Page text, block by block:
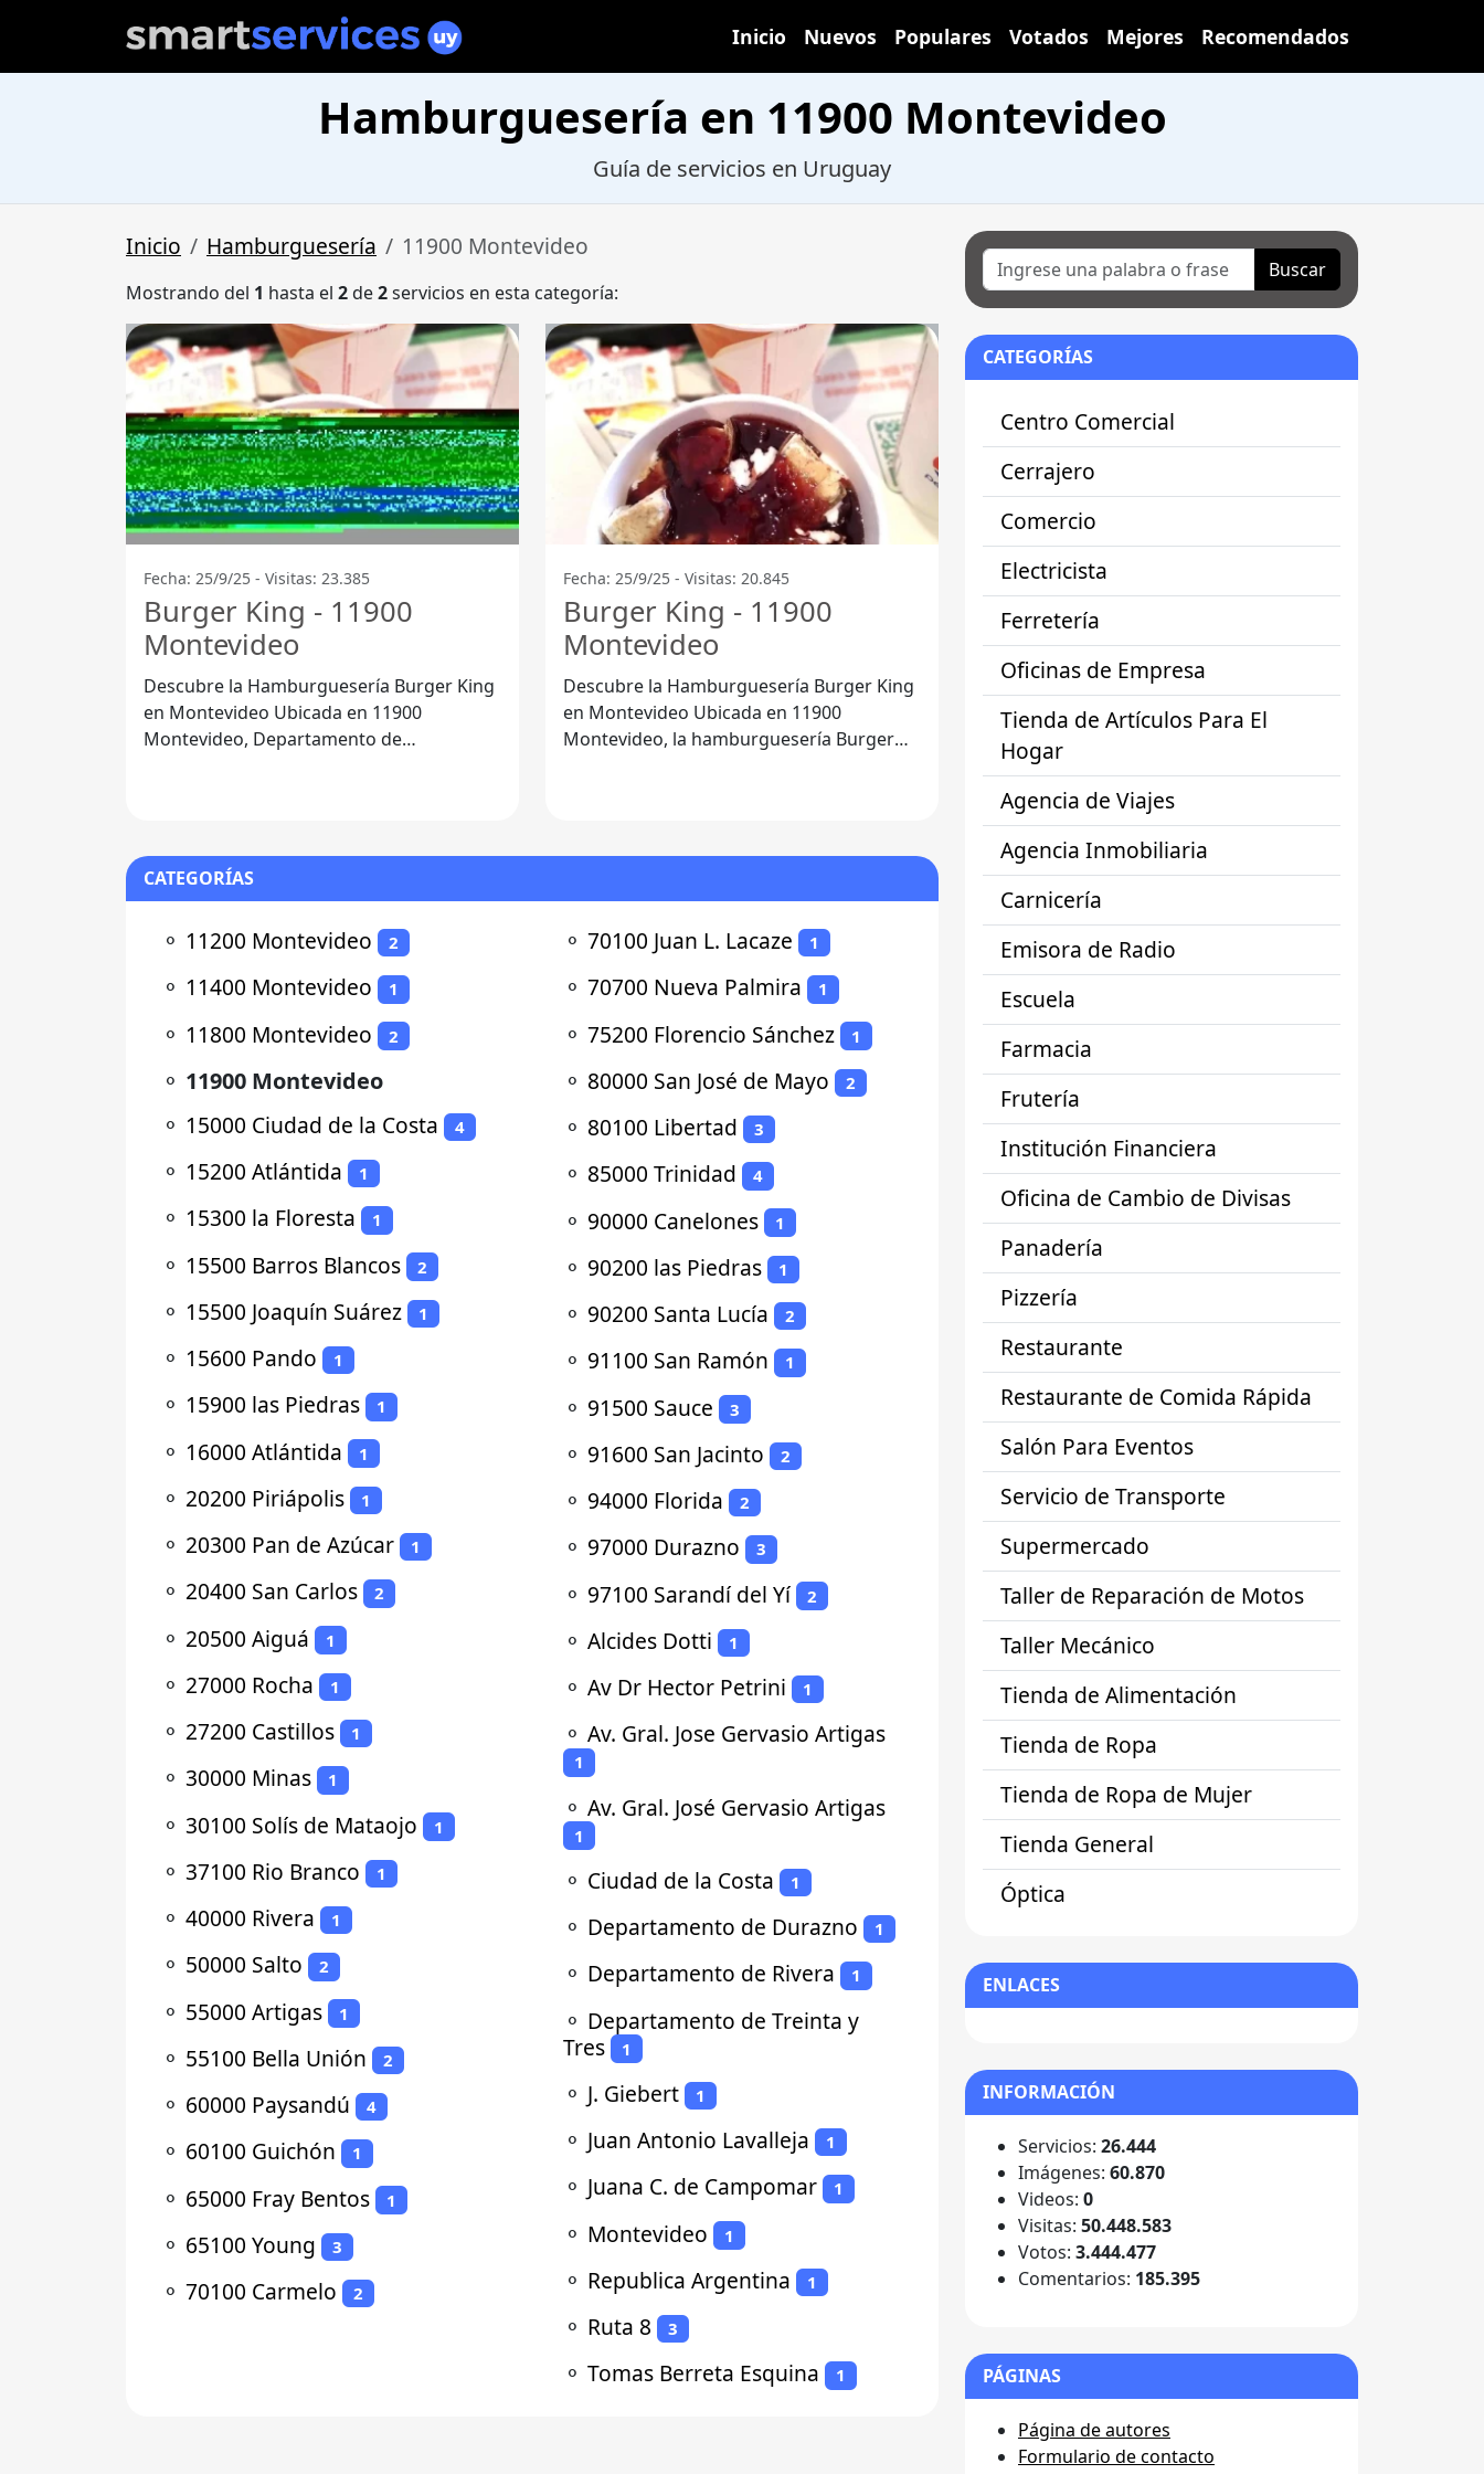
Inicio Nuevos Populares Votados Mejores Recomendados
Hamburguesería en 11900 Montevideo
Guía de servicios en Uruguay
Inicio Hamburguesería 11900 Montevideo
Mostrando del 1 hasta el 2de2servicios en esta categoría:
Fecha: 25/9/25 - Visitas: 23.385
Burger King - 11900
Montevideo
Descubre la Hamburguesería Burger King
en Montevideo Ubicada en 11900
Montevideo, Departamento de
Fecha: 25/9/25 - Visitas: 20.845
Burger King - 11900
Montevideo
Descubre la Hamburguesería Burger King
en Montevideo Ubicada en 11900
Montevideo, la hamburguesería Burger
CATEGORÍAS
⚬ 11200 Montevideo 2
⚬ 11400 Montevideo 1
⚬ 11800 Montevideo 2
⚬ 11900 Montevideo
⚬ 15000 Ciudad de la Costa 4
⚬ 15200 Atlántida 1
⚬ 15300 la Floresta 1
⚬ 15500 Barros Blancos 2
⚬ 15500 Joaquín Suárez 1
⚬ 15600 Pando 1
⚬ 15900 las Piedras 1
⚬ 16000 Atlántida 1
⚬ 20200 Piriápolis 1
⚬ 20300 Pan de Azúcar 1
⚬ 20400 San Carlos 2
⚬ 20500 Aiguá 1
⚬ 27000 Rocha 1
⚬ 27200 Castillos 1
⚬ 30000 Minas 1
⚬ 30100 Solís de Mataojo 1
⚬ 37100 Rio Branco 1
⚬ 40000 Rivera 1
⚬ 50000 Salto 2
⚬ 55000 Artigas 1
⚬ 55100 Bella Unión 2
⚬ 60000 Paysandú 4
⚬ 60100 Guichón 1
⚬ 65000 Fray Bentos 1
⚬ 65100 Young 3
⚬ 70100 Carmelo 2
⚬ 70100 Juan L. Lacaze 1
⚬ 70700 Nueva Palmira 1
⚬ 75200 Florencio Sánchez 1
⚬ 80000 San José de Mayo 2
⚬ 80100 Libertad 3
⚬ 85000 Trinidad 4
⚬ 90000 Canelones 1
⚬ 90200 las Piedras 1
⚬ 90200 Santa Lucía 2
⚬ 91100 San Ramón 1
⚬ 91500 Sauce 3
⚬ 91600 San Jacinto 2
⚬ 94000 Florida 2
⚬ 97000 Durazno 3
⚬ 97100 Sarandí del Yí 2
⚬ Alcides Dotti 1
⚬ Av Dr Hector Petrini 1
⚬ Av. Gral. Jose Gervasio Artigas
1
⚬ Av. Gral. José Gervasio Artigas
1
⚬ Ciudad de la Costa 1
⚬ Departamento de Durazno 1
⚬ Departamento de Rivera 1
⚬ Departamento de Treinta y
Tres
1
⚬ J. Giebert 1
⚬ Juan Antonio Lavalleja 1
⚬ Juana C. de Campomar 1
⚬ Montevideo 1
⚬ Republica Argentina 1
⚬ Ruta 8 3
⚬ Tomas Berreta Esquina 1
Buscar
CATEGORÍAS
Centro Comercial
Cerrajero
Comercio
Electricista
Ferretería
Oficinas de Empresa
Tienda de Artículos Para El
Hogar
Agencia de Viajes
Agencia Inmobiliaria
Carnicería
Emisora de Radio
Escuela
Farmacia
Frutería
Institución Financiera
Oficina de Cambio de Divisas
Panadería
Pizzería
Restaurante
Restaurante de Comida Rápida
Salón Para Eventos
Servicio de Transporte
Supermercado
Taller de Reparación de Motos
Taller Mecánico
Tienda de Alimentación
Tienda de Ropa
Tienda de Ropa de Mujer
Tienda General
Óptica
ENLACES
INFORMACIÓN
Servicios: 26.444
Imágenes: 60.870
Videos: 0
Visitas: 50.448.583
Votos: 3.444.477
Comentarios: 185.395
PÁGINAS
Página de autores
Formulario de contacto